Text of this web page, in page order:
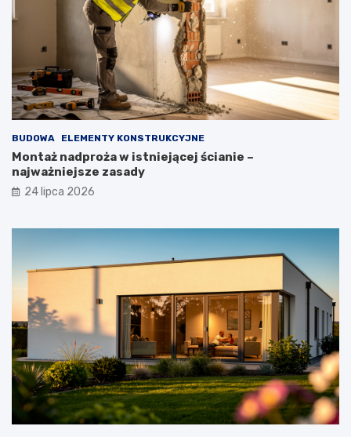
BUDOWA ELEMENTY KONSTRUKCYJNE
Montaż nadproża w istniejącej ścianie –
najważniejsze zasady
24 lipca 2026